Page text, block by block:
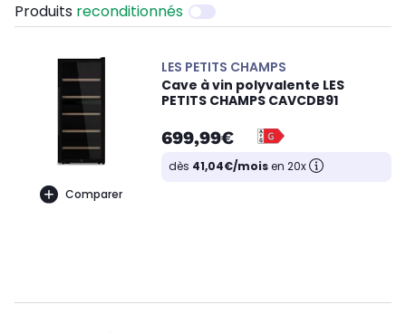
Produits reconditionnés
Comparer
LES PETITS CHAMPS
Cave à vin polyvalente LES
PETITS CHAMPS CAVCDB91
699,99€
dès 41,04€/moisen 20x